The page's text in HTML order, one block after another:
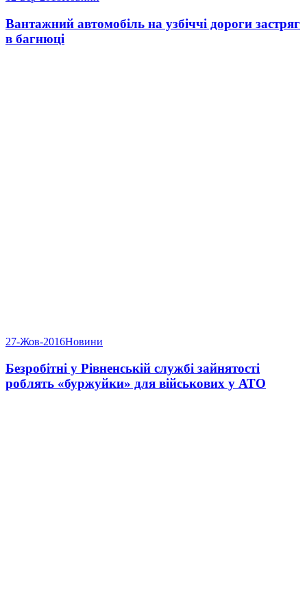
Вантажний автомобіль на узбіччі дороги застряг
в багнюці
27-Жов-2016Новини
Безробітні у Рівненській службі зайнятості
роблять «буржуйки» для військових у АТО